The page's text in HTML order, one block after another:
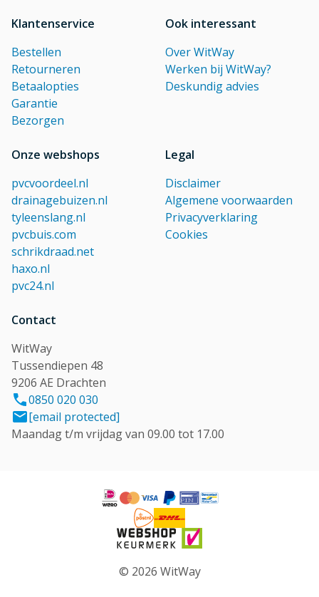
Klantenservice
Bestellen
Retourneren
Betaalopties
Garantie
Bezorgen
Ook interessant
Over WitWay
Werken bij WitWay?
Deskundig advies
Onze webshops
pvcvoordeel.nl
drainagebuizen.nl
tyleenslang.nl
pvcbuis.com
schrikdraad.net
haxo.nl
pvc24.nl
Legal
Disclaimer
Algemene voorwaarden
Privacyverklaring
Cookies
Contact
WitWay
Tussendiepen 48
9206 AE Drachten
0850 020 030
[email protected]
Maandag t/m vrijdag van 09.00 tot 17.00
© 2026 WitWay